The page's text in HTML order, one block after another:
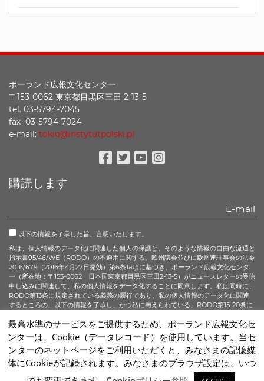
ポーランド広報文化センター
〒153-0062 東京都目黒区三田 2-13-5
tel. 03-5794-7045
fax 03-5794-7024
e-mail: tokio@instytutpolski.pl
購読します
以下の情報を了承した旨、言明いたします。
私は、個人情報のデータ化に関連した個人の保護と、そのような情報の自由な流通と
指示書95/46/WE（RODO）の不適用に関する、欧州議会並びに欧州連理事会の法令
2016/679（2016年4月27日発効）第6条1a項に基づき、ポーランド広報文化センタ
ー（所在地：〒153-0062 日本国東京都目黒区三田2-13-5）がニュースレターの受信
申し込みに関連して、私の個人情報をデータ化することに同意します。私は同時に、
RODO第13条に規定されている義務の履行であり、私の個人情報のデータ化に関連
するところの、以下の情報を了承し、かつ私に与えられている、RODO第15-20条に
購読する
最高水準のサービスをご提供するため、ポーランド広報文化セ
ンターは、Cookie（データレコード）を使用しています。当セ
ンターのネットページをご利用いただくと、みなさまの記憶媒
体にCookieが記録されます。みなさまのブラウザ設定は、いつ